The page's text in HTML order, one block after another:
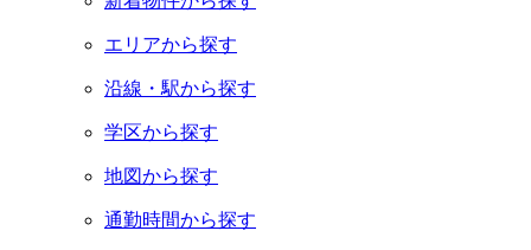
エリアから探す
沿線・駅から探す
学区から探す
地図から探す
通勤時間から探す